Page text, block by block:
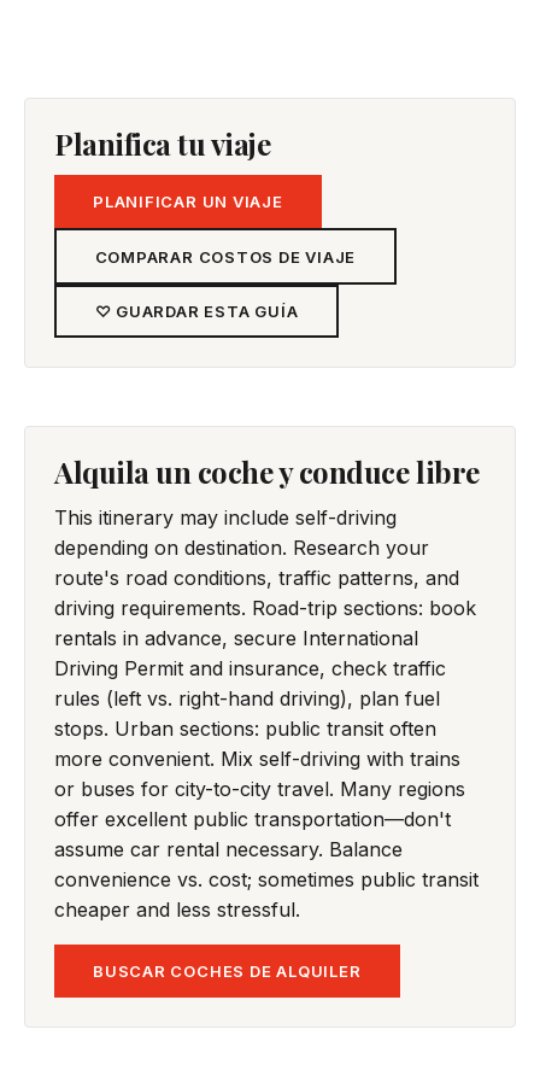
Planifica tu viaje
PLANIFICAR UN VIAJE
COMPARAR COSTOS DE VIAJE
♡ GUARDAR ESTA GUÍA
Alquila un coche y conduce libre
This itinerary may include self-driving
depending on destination. Research your
route's road conditions, traffic patterns, and
driving requirements. Road-trip sections: book
rentals in advance, secure International
Driving Permit and insurance, check traffic
rules (left vs. right-hand driving), plan fuel
stops. Urban sections: public transit often
more convenient. Mix self-driving with trains
or buses for city-to-city travel. Many regions
offer excellent public transportation—don't
assume car rental necessary. Balance
convenience vs. cost; sometimes public transit
cheaper and less stressful.
BUSCAR COCHES DE ALQUILER